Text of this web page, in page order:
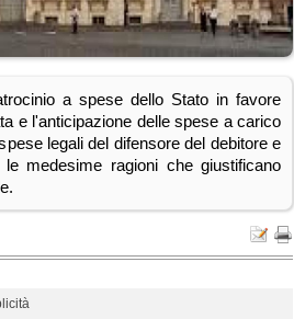
a spese dello Stato in favore
e l'anticipazione delle spese a carico
legali del difensore del debitore e
medesime ragioni che giustificano